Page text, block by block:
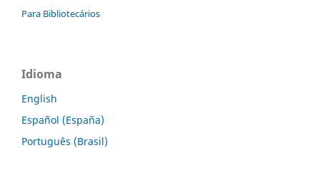
Para Bibliotecários
Idioma
English
Español (España)
Português (Brasil)